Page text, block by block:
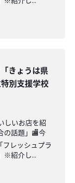
きょうは県
別支援学校
しいお店を紹
の話題」🏬今
レッシュプラ
※紹介し...